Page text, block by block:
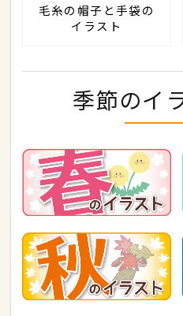
毛糸の帽子と手袋の
イラスト
季節のイ